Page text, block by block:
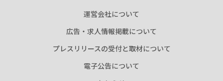
運営会社について
広告・求人情報掲載について
プレスリリースの受付と取材について
電子公告について